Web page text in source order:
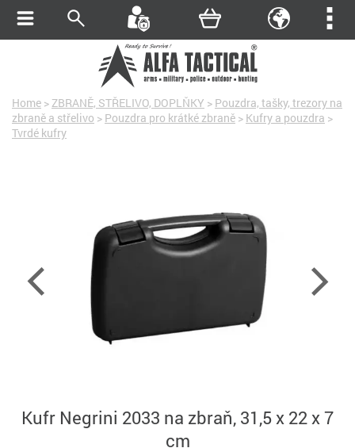
Home > ZBRANĚ, STŘELIVO, DOPLŇKY > Pouzdra, tašky, trezory na
zbraně a střelivo > Pouzdra pro krátké zbraně > Kufry a pouzdra >
Tvrdé kufry
Kufr Negrini 2033 na zbraň, 31,5 x 22 x 7
cm